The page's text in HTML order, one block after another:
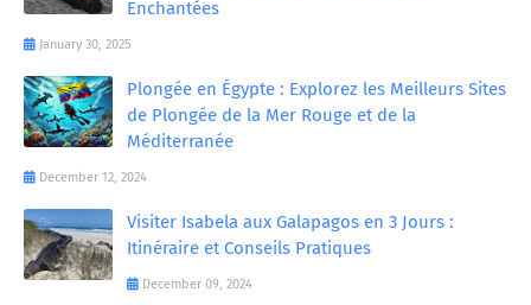
Enchantées
January 30, 2025
Plongée en Égypte : Explorez les Meilleurs Sites
de Plongée de la Mer Rouge et de la
Méditerranée
December 12, 2024
Visiter Isabela aux Galapagos en 3 Jours :
Itinéraire et Conseils Pratiques
December 09, 2024